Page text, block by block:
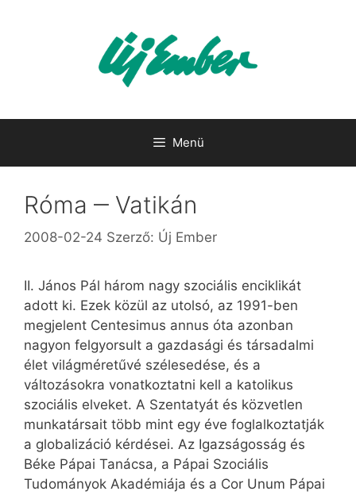
Menü
Róma ‒ Vatikán
2008-02-24 Szerző: Új Ember
II. János Pál három nagy szociális enciklikát
adott ki. Ezek közül az utolsó, az 1991-ben
megjelent Centesimus annus óta azonban
nagyon felgyorsult a gazdasági és társadalmi
élet világméretűvé szélesedése, és a
változásokra vonatkoztatni kell a katolikus
szociális elveket. A Szentatyát és közvetlen
munkatársait több mint egy éve foglalkoztatják
a globalizáció kérdései. Az Igazságosság és
Béke Pápai Tanácsa, a Pápai Szociális
Tudományok Akadémiája és a Cor Unum Pápai